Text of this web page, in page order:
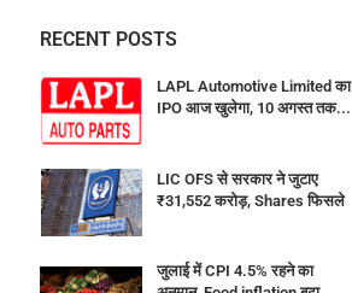
RECENT POSTS
LAPL Automotive Limited का
IPO आज खुलेगा, 10 अगस्त तक...
LIC OFS से सरकार ने जुटाए
₹31,552 करोड़, Shares फिसले
जुलाई में CPI 4.5% रहने का